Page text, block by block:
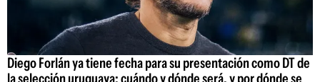
Diego Forlán ya tiene fecha para su presentación como DT de
la selección uruguaya: cuándo y dónde será, y por dónde se